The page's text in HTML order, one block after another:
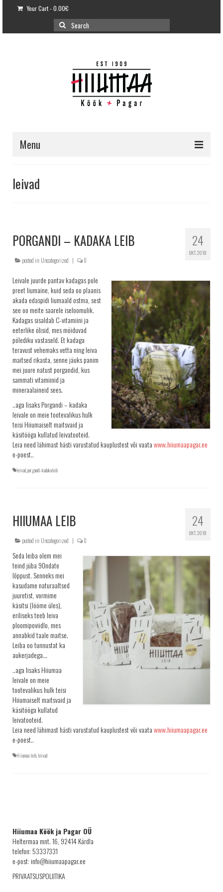
Your Cart-0.00€
Search
for:
Menu
KRINGLID
LEIVAD
SUUPISTED
TORDID
KÜPSISED
KOOGID
SALATID
Šašlõkid
AJALUGU
MÜÜGIKOHAD
TELLIMINE
leivad
24
OKT. 2018
PORGANDI – KADAKA LEIB
posted in:Uncategorized | 0
Leivale juurde pantav kadagas pole
preet Iiumaine, kuid seda oo plaanis
akada edaspidi Iiumaald ostma, sest
see oo meite saarele iseloomulik.
Kadagas sisaldab C-vitamiini ja
eeterlike ölisid, mes möiduvad
pölediku vastaseld. Et kadaga
teravust vehemaks vetta ning leiva
maitsed rikasta, senne jäuks panim
mei juure natust porgandid, kus
sammati vitamiinid ja
mineraalaineid sees.
..aga lisaks Porgandi – kadaka
leivale on meie tootevalikus hulk
teisi Hiiumaiselt maitsvaid ja
käsitööga kullatud leivatooteid.
Leia need lähimast hästi varustatud kauplustest või vaatawww.hiiumaapagar.ee
e-poest..
leivad,porgandi-kadakaleib
24
OKT. 2018
HIIUMAA LEIB
posted in:Uncategorized | 0
Seda leiba olem mei
teind jüba 90ndate
lõppust. Senneks mei
kasudame naturaaltsed
juuretist, vormime
käsitsi (lööme üles),
eriliseks teeb leiva
ploomipoviidlo, mes
annabkid taale maitse.
Leiba oo tunnustat ka
aukerjadega…
..aga lisaks Hiiumaa
leivale on meie
tootevalikus hulk teisi
Hiiumaiselt maitsvaid ja
käsitööga kullatud
leivatooteid.
Leia need lähimast hästi varustatud kauplustest või vaatawww.hiiumaapagar.ee
e-poest..
Hiiumaa leib, leivad
Hiiumaa Köök ja Pagar OÜ
Heltermaa mnt. 16, 92414 Kärdla
telefon: 53337331
e-post: info@hiiumaapagar.ee
PRIVAATSUSPOLIITIKA